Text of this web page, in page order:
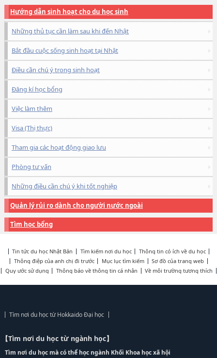
Hướng dẫn sinh hoạt cho du học sinh
Những thủ tục cần làm sau khi đến Nhật
Bắt đầu cuộc sống sinh hoạt tại Nhật
Điều cần chú ý trong sinh hoạt
Đăng kí học bổng
Việc làm thêm
Visa (Thị thực)
Tham gia các hoạt động giao lưu
Phòng tư vấn
Những điều cần chú ý khi tốt nghiệp
Quản lý rủi ro dành cho người nước ngoài
Tìm học bổng
Tin tức du học Nhật Bản Tìm kiếm nơi du học
Thông tin có ích về du học
Thông điệp của anh chị đi trước
Mục lục tìm kiếm
Sơ đồ của trang web
Quy ước sử dụng
Thông báo về thông tin cá nhân Về môi trường tương thích
Tìm nơi du học từ Hokkaido Đại học
【Tìm nơi du học từ ngành học】
Tìm nơi du học mà có thể học ngành Khối Khoa học xã hội